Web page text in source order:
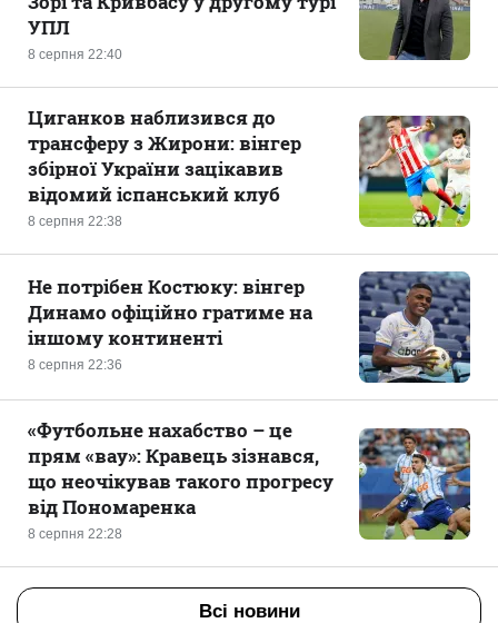
8 серпня 22:40
УПЛ
8 серпня 22:38
Циганков наблизився до
трансферу з Жирони: вінгер
збірної України зацікавив
відомий іспанський клуб
8 серпня 22:36
Не потрібен Костюку: вінгер
Динамо офіційно гратиме на
іншому континенті
8 серпня 22:28
«Футбольне нахабство – це
прям «вау»: Кравець зізнався,
що неочікував такого прогресу
від Пономаренка
Всі новини